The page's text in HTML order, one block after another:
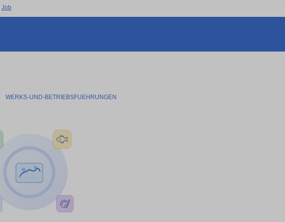
Job
WERKS-UND-BETRIEBSFUEHRUNGEN